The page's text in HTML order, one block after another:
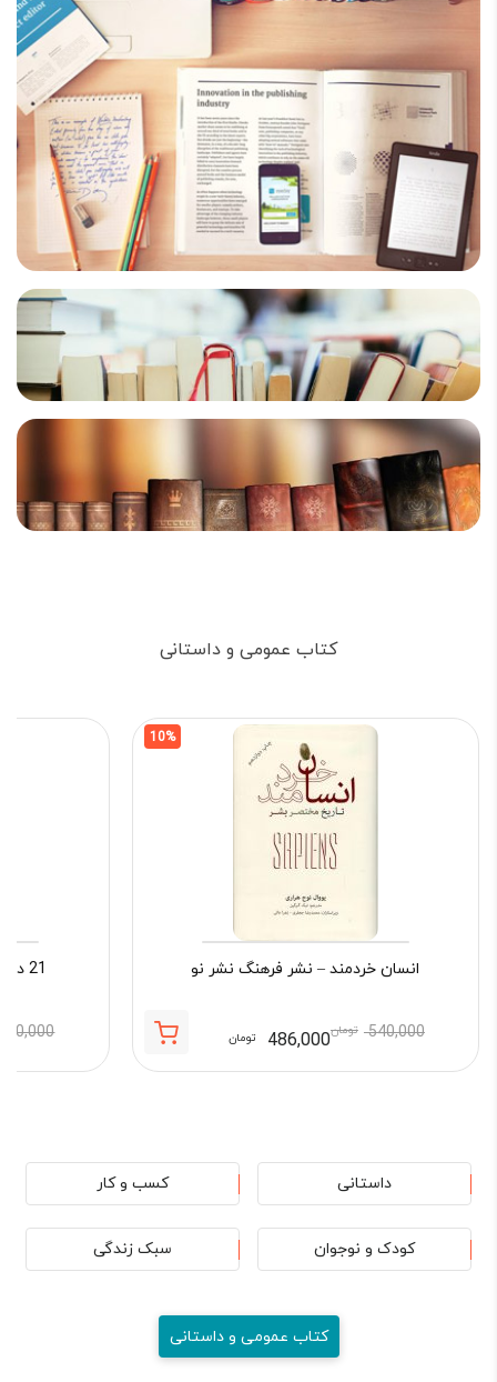
کتاب عمومی و داستانی
10%
انسان خردمند – نشر فرهنگ نشر نو
540,000 تومان486,000 تومان
21 درس برای قرن 21 کتاب پارسه
داستانی کسب و کار
کودک و نوجوان سبک زندگی
کتاب عمومی و داستانی